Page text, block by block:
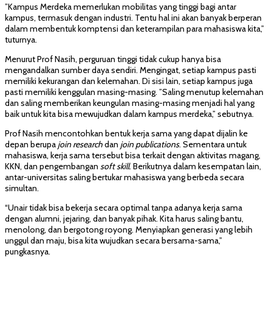
”Kampus Merdeka memerlukan mobilitas yang tinggi bagi antar
kampus, termasuk dengan industri. Tentu hal ini akan banyak berperan
dalam membentuk komptensi dan keterampilan para mahasiswa kita,”
tuturnya.
Menurut Prof Nasih, perguruan tinggi tidak cukup hanya bisa
mengandalkan sumber daya sendiri. Mengingat, setiap kampus pasti
memiliki kekurangan dan kelemahan. Di sisi lain, setiap kampus juga
pasti memiliki kenggulan masing-masing. ”Saling menutup kelemahan
dan saling memberikan keungulan masing-masing menjadi hal yang
baik untuk kita bisa mewujudkan dalam kampus merdeka,” sebutnya.
Prof Nasih mencontohkan bentuk kerja sama yang dapat dijalin ke
depan berupa join researchdan join publications. Sementara untuk
mahasiswa, kerja sama tersebut bisa terkait dengan aktivitas magang,
KKN, dan pengembangan soft skill. Berikutnya dalam kesempatan lain,
antar-universitas saling bertukar mahasiswa yang berbeda secara
simultan.
“Unair tidak bisa bekerja secara optimal tanpa adanya kerja sama
dengan alumni, jejaring, dan banyak pihak. Kita harus saling bantu,
menolong, dan bergotong royong. Menyiapkan generasi yang lebih
unggul dan maju, bisa kita wujudkan secara bersama-sama,”
pungkasnya.